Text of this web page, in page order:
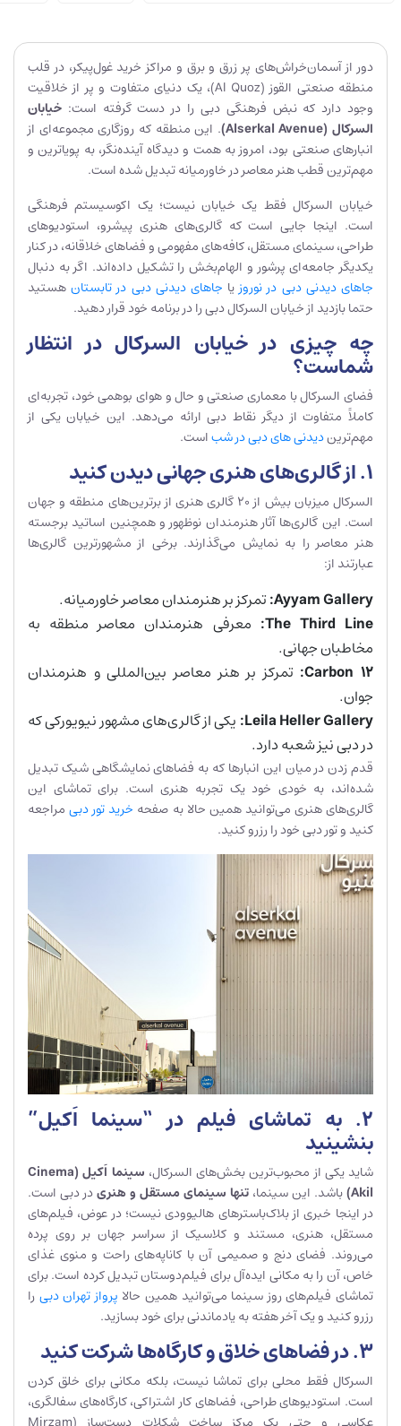
دور از آسمان‌خراش‌های پر زرق و برق و مراکز خرید غول‌پیکر، در قلب
منطقه صنعتی القوز (Al Quoz)، یک دنیای متفاوت و پر از خلاقیت
وجود دارد که نبض فرهنگی دبی را در دست گرفته است: خیابان
السرکال (Alserkal Avenue)
. این منطقه که روزگاری مجموعه‌ای از
انبارهای صنعتی بود، امروز به همت و دیدگاه آینده‌نگر، به پویاترین و
مهم‌ترین قطب هنر معاصر در خاورمیانه تبدیل شده است.
خیابان السرکال فقط یک خیابان نیست؛ یک اکوسیستم فرهنگی
است. اینجا جایی است که گالری‌های هنری پیشرو، استودیوهای
طراحی، سینمای مستقل، کافه‌های مفهومی و فضاهای خلاقانه، در کنار
یکدیگر جامعه‌ای پرشور و الهام‌بخش را تشکیل داده‌اند. اگر به دنبال
جاهای دیدنی دبی در نوروزیا جاهای دیدنی دبی در تابستان هستید
حتما بازدید از خیابان السرکال دبی را در برنامه خود قرار دهید.
چه چیزی در خیابان السرکال در انتظار
شماست؟
فضای السرکال با معماری صنعتی و حال و هوای بوهمی خود، تجربه‌ای
کاملاً متفاوت از دیگر نقاط دبی ارائه می‌دهد. این خیابان یکی از
مهم‌تریندیدنی های دبی در شباست.
۱. از گالری‌های هنری جهانی دیدن کنید
السرکال میزبان بیش از ۲۰ گالری هنری از برترین‌های منطقه و جهان
است. این گالری‌ها آثار هنرمندان نوظهور و همچنین اساتید برجسته
هنر معاصر را به نمایش می‌گذارند. برخی از مشهورترین گالری‌ها
عبارتند از:
Ayyam Gallery: تمرکز بر هنرمندان معاصر خاورمیانه.
The Third Line: معرفی هنرمندان معاصر منطقه به
مخاطبان جهانی.
Carbon 12: تمرکز بر هنر معاصر بین‌المللی و هنرمندان
جوان.
Leila Heller Gallery: یکی از گالری‌های مشهور نیویورکی که
در دبی نیز شعبه دارد.
قدم زدن در میان این انبارها که به فضاهای نمایشگاهی شیک تبدیل
شده‌اند، به خودی خود یک تجربه هنری است. برای تماشای این
گالری‌های هنری می‌توانید همین حالا به صفحه خرید تور دبیمراجعه
کنید و تور دبی خود را رزرو کنید.
۲. به تماشای فیلم در “سینما اَکیل”
بنشینید
شاید یکی از محبوب‌ترین بخش‌های السرکال، سینما اَکیل (Cinema
Akil) باشد. این سینما، تنها سینمای مستقل و هنریدر دبی است.
در اینجا خبری از بلاک‌باسترهای هالیوودی نیست؛ در عوض، فیلم‌های
مستقل، هنری، مستند و کلاسیک از سراسر جهان بر روی پرده
می‌روند. فضای دنج و صمیمی آن با کاناپه‌های راحت و منوی غذای
خاص، آن را به مکانی ایده‌آل برای فیلم‌دوستان تبدیل کرده است. برای
تماشای فیلم‌های روز سینما می‌توانید همین حالا پرواز تهران دبی را
رزرو کنید و یک آخر هفته به یادماندنی برای خود بسازید.
۳. در فضاهای خلاق و کارگاه‌ها شرکت کنید
السرکال فقط محلی برای تماشا نیست، بلکه مکانی برای خلق کردن
است. استودیوهای طراحی، فضاهای کار اشتراکی، کارگاه‌های سفالگری،